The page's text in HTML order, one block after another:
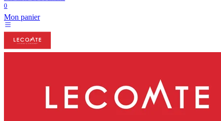
0
Mon panier